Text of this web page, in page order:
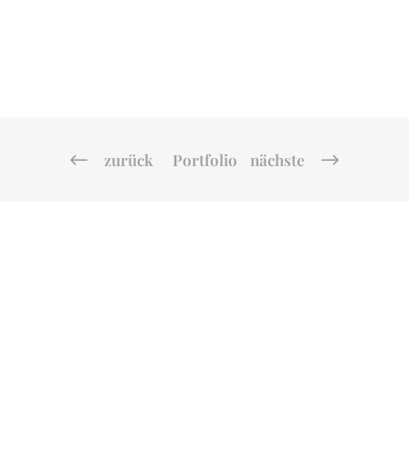
zurück Portfolio nächste